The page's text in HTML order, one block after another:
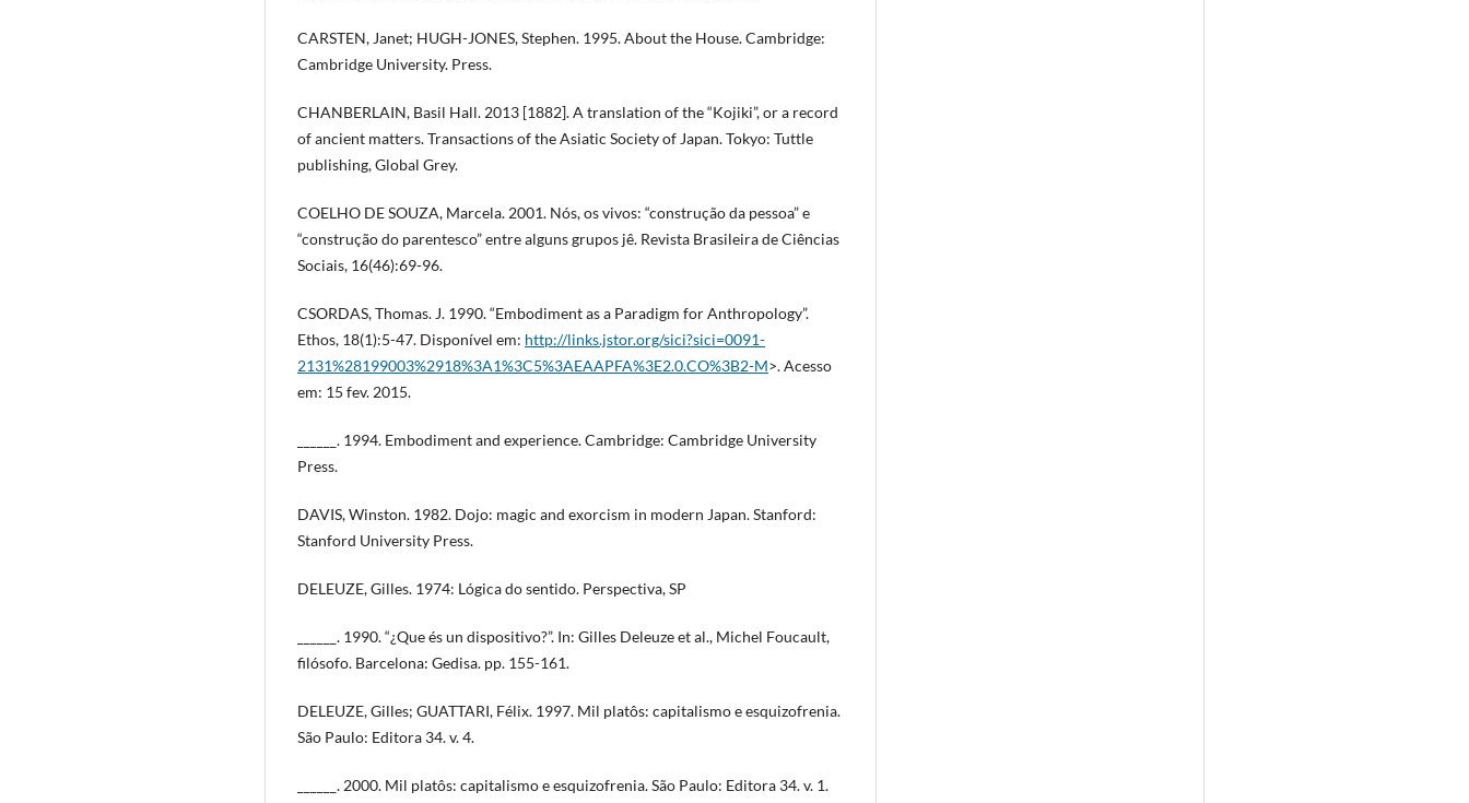
CARSTEN, Janet; HUGH-JONES, Stephen. 1995. About the House. Cambridge:
Cambridge University. Press.
CHANBERLAIN, Basil Hall. 2013 [1882]. A translation of the “Kojiki”, or a record
of ancient matters. Transactions of the Asiatic Society of Japan. Tokyo: Tuttle
publishing, Global Grey.
COELHO DE SOUZA, Marcela. 2001. Nós, os vivos: “construção da pessoa” e
“construção do parentesco” entre alguns grupos jê. Revista Brasileira de Ciências
Sociais, 16(46):69-96.
CSORDAS, Thomas. J. 1990. “Embodiment as a Paradigm for Anthropology”.
Ethos, 18(1):5-47. Disponível em: http://links.jstor.org/sici?sici=0091-
2131%28199003%2918%3A1%3C5%3AEAAPFA%3E2.0.CO%3B2-M>. Acesso
em: 15 fev. 2015.
______. 1994. Embodiment and experience. Cambridge: Cambridge University
Press.
DAVIS, Winston. 1982. Dojo: magic and exorcism in modern Japan. Stanford:
Stanford University Press.
DELEUZE, Gilles. 1974: Lógica do sentido. Perspectiva, SP
______. 1990. “¿Que és un dispositivo?”. In: Gilles Deleuze et al., Michel Foucault,
filósofo. Barcelona: Gedisa. pp. 155-161.
DELEUZE, Gilles; GUATTARI, Félix. 1997. Mil platôs: capitalismo e esquizofrenia.
São Paulo: Editora 34. v. 4.
______. 2000. Mil platôs: capitalismo e esquizofrenia. São Paulo: Editora 34. v. 1.